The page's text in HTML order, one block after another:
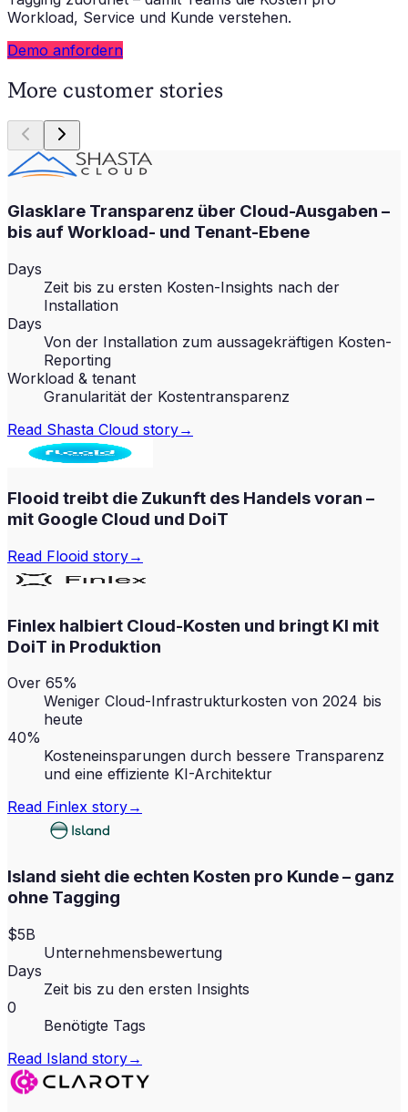
Workload, Service und Kunde verstehen.
Demo anfordern
More customer stories
Glasklare Transparenz über Cloud-Ausgaben –
bis auf Workload- und Tenant-Ebene
Days
Zeit bis zu ersten Kosten-Insights nach der
Installation
Days
Von der Installation zum aussagekräftigen Kosten-
Reporting
Workload & tenant
Granularität der Kostentransparenz
Read Shasta Cloud story→
Flooid treibt die Zukunft des Handels voran –
mit Google Cloud und DoiT
Read Flooid story→
Finlex halbiert Cloud-Kosten und bringt KI mit
DoiT in Produktion
Over 65%
Weniger Cloud-Infrastrukturkosten von 2024 bis
heute
40%
Kosteneinsparungen durch bessere Transparenz
und eine effiziente KI-Architektur
Read Finlex story→
Island sieht die echten Kosten pro Kunde – ganz
ohne Tagging
$5B
Unternehmensbewertung
Days
Zeit bis zu den ersten Insights
0
Benötigte Tags
Read Island story→